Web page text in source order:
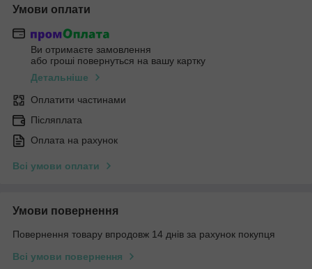
Умови оплати
Ви отримаєте замовлення
або гроші повернуться на вашу картку
Детальніше
Оплатити частинами
Післяплата
Оплата на рахунок
Всі умови оплати
Умови повернення
Повернення товару впродовж 14 днів за рахунок покупця
Всі умови повернення